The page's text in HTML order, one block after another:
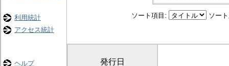
利用統計
アクセス統計
ヘルプ
ソート項目: ソー
発行日